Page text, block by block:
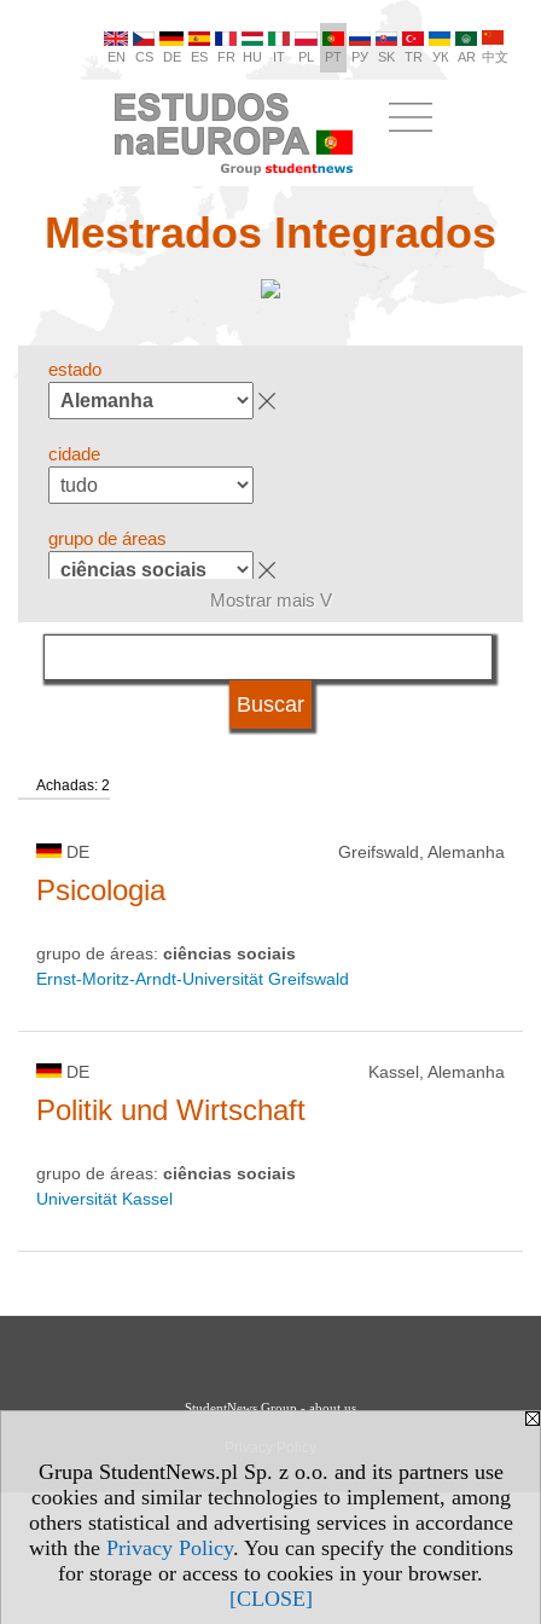
Grupa StudentNews.pl Sp. z o.o. and its partners use
cookies and similar technologies to implement, among
others statistical and advertising services in accordance
with the Privacy Policy. You can specify the conditions
for storage or access to cookies in your browser.
[CLOSE]
EN CS DE ES FR HU IT PL PT РУ SK TR УК AR 中文
Mestrados Integrados
estado
cidade
grupo de áreas
língua
qualificação
tipo de universidade
status de universidade
Mostrar mais V
Achadas: 2
DE Greifswald, Alemanha
Psicologia
grupo de áreas: ciências sociais
Ernst-Moritz-Arndt-Universität Greifswald
DE Kassel, Alemanha
Politik und Wirtschaft
grupo de áreas: ciências sociais
Universität Kassel
StudentNews Group - about us